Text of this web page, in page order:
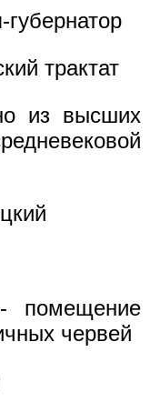
губернатор
трактат
из высших
помещение
червей